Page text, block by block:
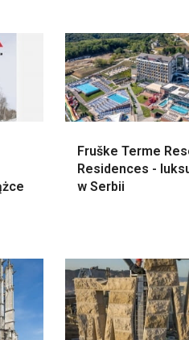
Fruške Terme
Residences -
w Serbii